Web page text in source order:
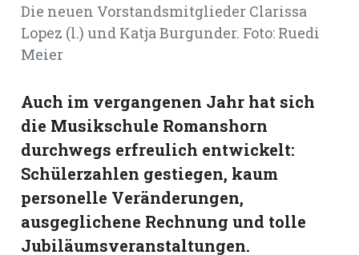
offizielle
Mitteilungen
Die neuen Vorstandsmitglieder Clarissa
Lopez (l.) und Katja Burgunder. Foto: Ruedi
Meier
Auch im vergangenen Jahr hat sich
die Musikschule Romanshorn
durchwegs erfreulich entwickelt:
Schülerzahlen gestiegen, kaum
personelle Veränderungen,
ausgeglichene Rechnung und tolle
Jubiläumsveranstaltungen.